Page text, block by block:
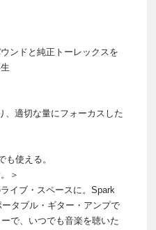
ンドと純正トーレックスを
、適切な量にフォーカスした
使える。
＞
イブ・スペースに。Spark
タブル・ギター・アンプで
で、いつでも音楽を聴いた